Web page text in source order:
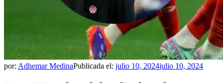
por: Adhemar MedinaPublicada el: julio 10, 2024julio 10, 2024